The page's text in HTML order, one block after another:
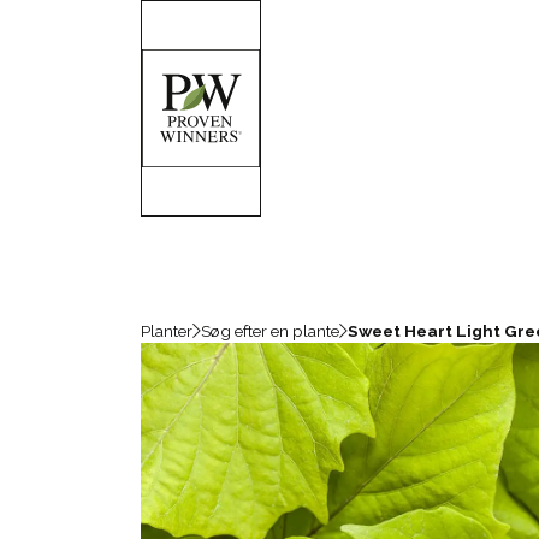
Planter Søg efter en plante Sweet Heart Light